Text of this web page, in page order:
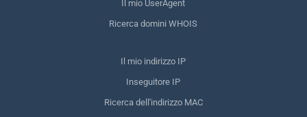
Il mio UserAgent
Ricerca domini WHOIS
Il mio indirizzo IP
Inseguitore IP
Ricerca dell'indirizzo MAC